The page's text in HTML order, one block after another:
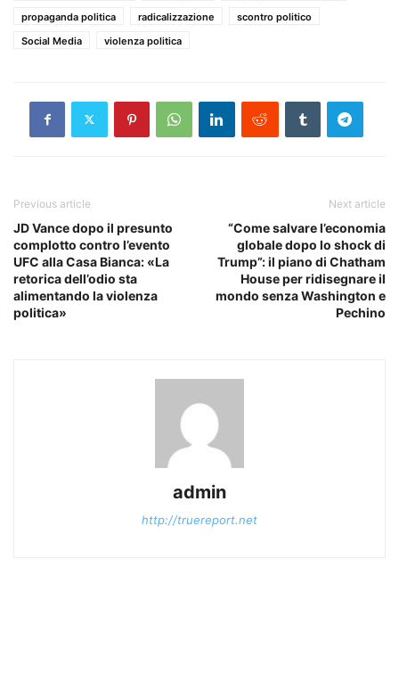
propaganda politica
radicalizzazione
scontro politico
Social Media
violenza politica
Previous article
JD Vance dopo il presunto
complotto contro l’evento
UFC alla Casa Bianca: «La
retorica dell’odio sta
alimentando la violenza
politica»
Next article
“Come salvare l’economia
globale dopo lo shock di
Trump”: il piano di Chatham
House per ridisegnare il
mondo senza Washington e
Pechino
admin
http://truereport.net